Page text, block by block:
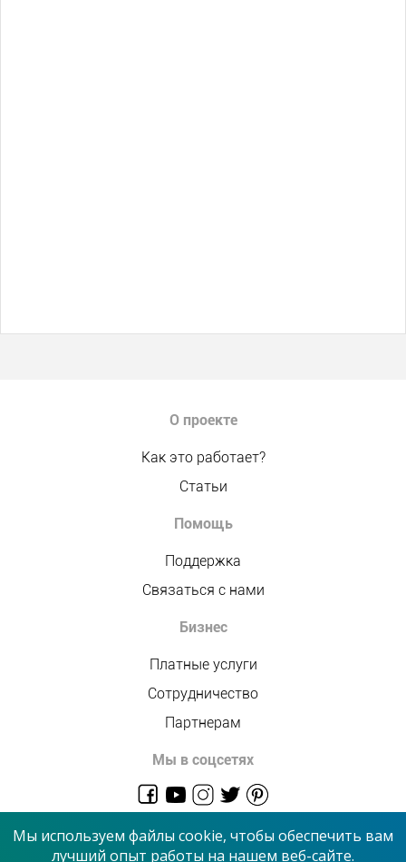
О проекте
Как это работает?
Статьи
Помощь
Поддержка
Связаться с нами
Бизнес
Платные услуги
Сотрудничество
Партнерам
Мы в соцсетях
Мы используем файлы cookie, чтобы обеспечить вам
лучший опыт работы на нашем веб-сайте.